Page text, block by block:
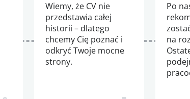
Wiemy, że CV nie
przedstawia całej
historii – dlatego
chcemy Cię poznać i
odkryć Twoje mocne
strony.
Po
na